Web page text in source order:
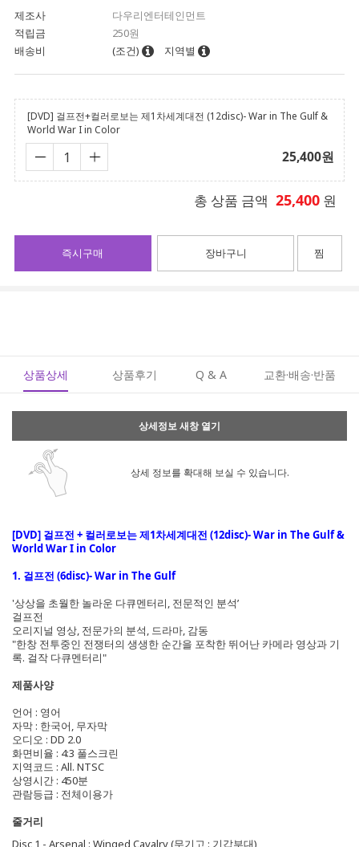
제조사
다우리엔터테인먼트
적립금
250원
배송비
(조건) 지역별
[DVD] 걸프전+컬러로보는 제1차세계대전 (12disc)- War in The Gulf &
World War I in Color
25,400원
총 상품 금액 25,400 원
장바구니
즉시구매 찜
상품상세 상품후기 Q & A 교환·배송·반품
상세정보 새창 열기
상세 정보를 확대해 보실 수 있습니다.
[DVD] 걸프전 + 컬러로보는 제1차세계대전 (12disc)- War in The Gulf &
World War I in Color
1. 걸프전 (6disc)- War in The Gulf
'상상을 초월한 놀라운 다큐멘터리, 전문적인 분석’
걸프전
오리지널 영상, 전문가의 분석, 드라마, 감동
"한창 전투중인 전쟁터의 생생한 순간을 포착한 뛰어난 카메라 영상과 기
록. 걸작 다큐멘터리"
제품사양
언어 : 영어
자막 : 한국어, 무자막
오디오 : DD 2.0
화면비율 : 4:3 풀스크린
지역코드 : All. NTSC
상영시간 : 450분
관람등급 : 전체이용가
줄거리
Disc 1 - Arsenal : Winged Cavalry (무기고 : 기갑부대)